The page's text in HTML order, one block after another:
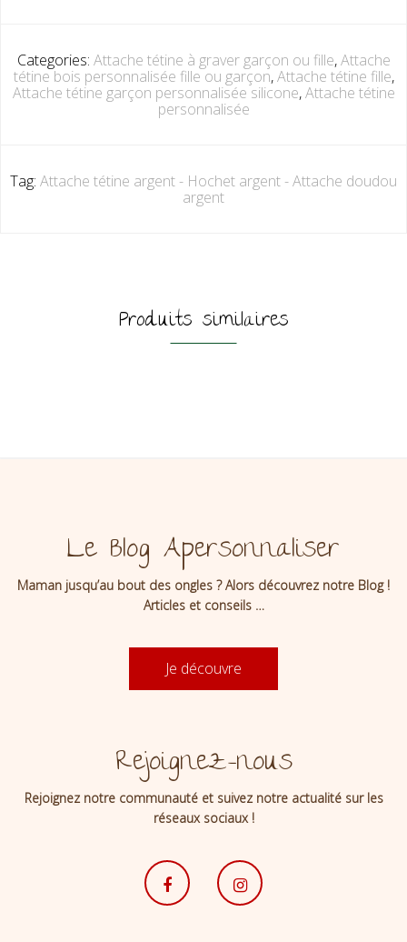
Categories: Attache tétine à graver garçon ou fille,Attache
tétine bois personnalisée fille ou garçon,Attache tétine fille,
Attache tétine garçon personnalisée silicone,Attache tétine
personnalisée
Tag: Attache tétine argent - Hochet argent - Attache doudou
argent
Produits similaires
Le Blog Apersonnaliser
Maman jusqu’au bout des ongles ? Alors découvrez notre Blog !
Articles et conseils …
Je découvre
Rejoignez-nous
Rejoignez notre communauté et suivez notre actualité sur les
réseaux sociaux !